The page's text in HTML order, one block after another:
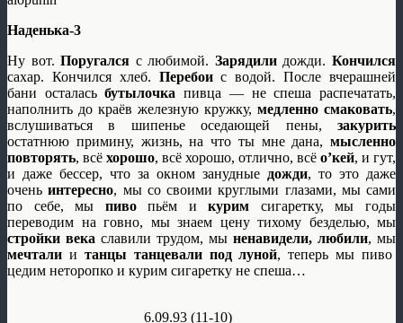
Наденька-3
Ну вот.Поругался с любимой. Зарядилидожди.Кончился
сахар. Кончился хлеб. Перебоис водой. После вчерашней
бани осталасьбутылочка пивца — не спеша распечатать,
наполнить до краёв железную кружку, медленно смаковать,
вслушиваться в шипенье оседающей пены, закурить
остатнюю примину, жизнь, на что ты мне дана, мысленно
повторять, всё хорошо, всё хорошо, отлично, всё о’кей, и гут,
и даже бессер, что за окном занудные дожди, то это даже
очень интересно, мы со своими круглыми глазами, мы сами
по себе, мы пивопьём и курим сигаретку, мы годы
переводим на говно, мы знаем цену тихому безделью, мы
стройки века славили трудом, мы ненавидели, любили, мы
мечтали и танцы танцевали под луной, теперь мы пиво
цедим неторопко и курим сигаретку не спеша…
6.09.93 (11-10)